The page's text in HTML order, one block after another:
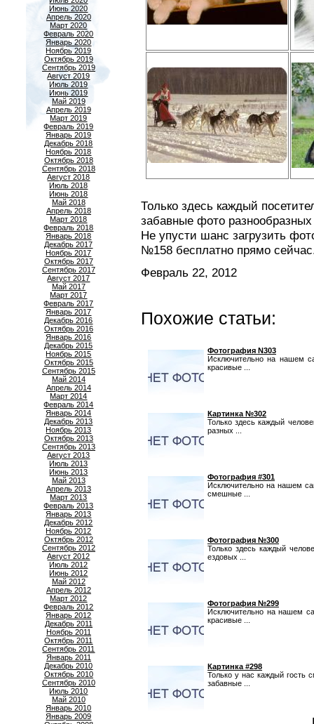
Июнь 2020
Апрель 2020
Март 2020
Февраль 2020
Январь 2020
Ноябрь 2019
Октябрь 2019
Сентябрь 2019
Август 2019
Июль 2019
Июнь 2019
Май 2019
Апрель 2019
Март 2019
Февраль 2019
Январь 2019
Декабрь 2018
Ноябрь 2018
Октябрь 2018
Сентябрь 2018
Август 2018
Июль 2018
Июнь 2018
Май 2018
Апрель 2018
Март 2018
Февраль 2018
Январь 2018
Декабрь 2017
Ноябрь 2017
Октябрь 2017
Сентябрь 2017
Август 2017
Май 2017
Март 2017
Февраль 2017
Январь 2017
Декабрь 2016
Октябрь 2016
Январь 2016
Декабрь 2015
Ноябрь 2015
Октябрь 2015
Сентябрь 2015
Май 2014
Апрель 2014
Март 2014
Февраль 2014
Январь 2014
Декабрь 2013
Ноябрь 2013
Октябрь 2013
Сентябрь 2013
Август 2013
Июль 2013
Июнь 2013
Май 2013
Апрель 2013
Март 2013
Февраль 2013
Январь 2013
Декабрь 2012
Ноябрь 2012
Октябрь 2012
Сентябрь 2012
Август 2012
Июль 2012
Июнь 2012
Май 2012
Апрель 2012
Март 2012
Февраль 2012
Январь 2012
Декабрь 2011
Ноябрь 2011
Октябрь 2011
Сентябрь 2011
Январь 2011
Декабрь 2010
Октябрь 2010
Сентябрь 2010
Июль 2010
Май 2010
Январь 2010
Январь 2009
Только здесь каждый
забавные фото
Не упусти шанс загрузить
№158 бесплатно прямо
Февраль 22, 2012
Похожие статьи:
Фотография N303
Исключительно на нашем
красивые ...
Картинка №302
Только здесь каждый
разных ...
Фотография #301
Исключительно на нашем
смешные ...
Фотография №300
Только здесь каждый
ездовых ...
Фотография №299
Исключительно на нашем
красивые ...
Картинка #298
Только у нас каждый гость
забавные ...